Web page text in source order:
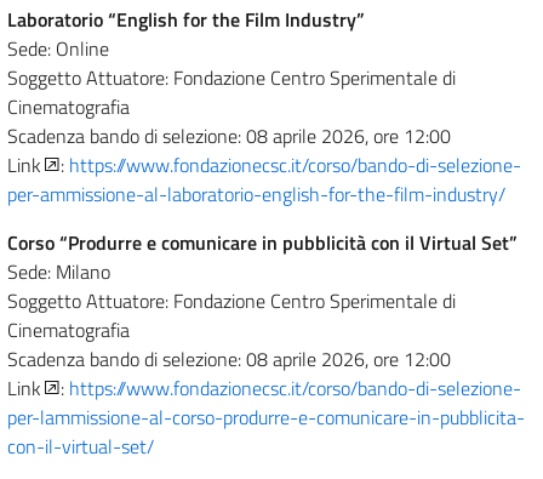
Laboratorio “English for the Film Industry”
Sede: Online
Soggetto Attuatore: Fondazione Centro Sperimentale di
Cinematografia
Scadenza bando di selezione: 08 aprile 2026, ore 12:00
Link
: https://www.fondazionecsc.it/corso/bando-di-selezione-
per-ammissione-al-laboratorio-english-for-the-film-industry/
Corso “Produrre e comunicare in pubblicità con il Virtual Set”
Sede: Milano
Soggetto Attuatore: Fondazione Centro Sperimentale di
Cinematografia
Scadenza bando di selezione: 08 aprile 2026, ore 12:00
Link
: https://www.fondazionecsc.it/corso/bando-di-selezione-
per-lammissione-al-corso-produrre-e-comunicare-in-pubblicita-
con-il-virtual-set/